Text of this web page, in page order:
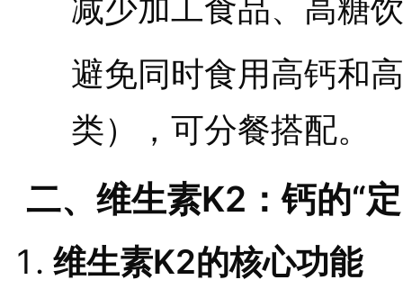
减少加工食品、高糖
避免同时食用高钙和
类），可分餐搭配。
二、维生素K2：钙的“
维生素K2的核心功能